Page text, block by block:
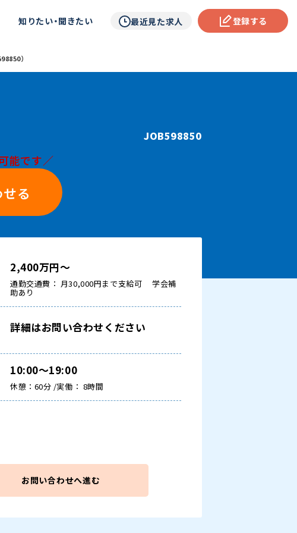
知りたい・聞きたい 最近見た求人 登録する
）
JOB598850
能です／
る
2,400万円～
通勤交通費： 月30,000円まで支給可 学会補
助あり
詳細はお問い合わせください
10:00～19:00
休憩：60分 /実働： 8時間
お問い合わせへ進む